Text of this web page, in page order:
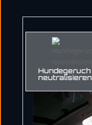
Hundegeruch
neutralisieren